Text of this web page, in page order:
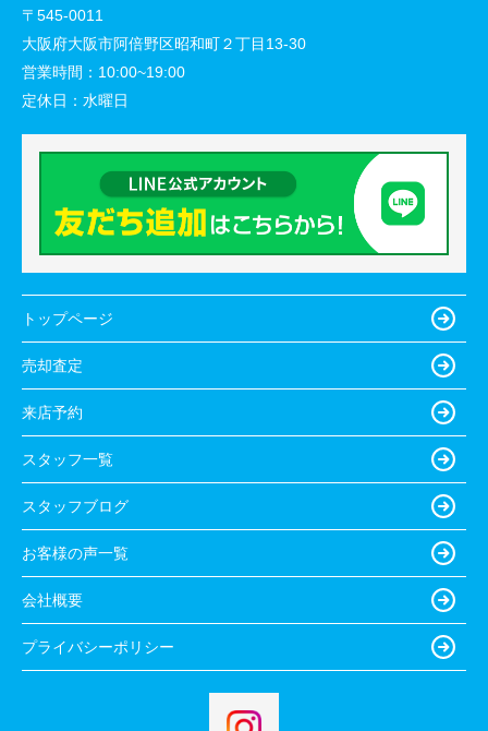
〒545-0011
大阪府大阪市阿倍野区昭和町２丁目13-30
営業時間： 10:00~19:00
定休日： 水曜日
トップページ
売却査定
来店予約
スタッフ一覧
スタッフブログ
お客様の声一覧
会社概要
プライバシーポリシー